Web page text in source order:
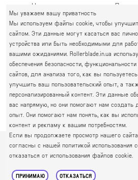
Носки
ПРАВЫЙ БЕРЕГ
Святошин, Житомирская,
Г. КИЕВ, УЛ. АКАДЕМИКА
ГРАФИК РАБОТЫ:
пн.-пт. 10.00 - 19.00
сб.-нд. 10.00 - 17.00
© 2026Интернет-магазин
конфиденциальности
Мы уважаем вашу приватность
Мы используем файлы cookie, чтобы
сайтом. Эти данные могут касаться вас
устройства или быть необходимыми для
вашими ожиданиями. Rollerblade.in.ua
обеспечения безопасности,
сайтов, для анализа того, как вы
улучшить ваш пользовательский опыт, а
персонализированный контент. Эти данные
вас напрямую, но они помогают нам создать
опыт. Они помогают нам понять, как вы
контент и рекламу к вашим потребностям.
Если вы продолжаете просмотр нашего
согласны с нашей политикой использования
отказаться от использования файлов cookie.
ПРИНИМАЮ ОТКАЗАТЬСЯ